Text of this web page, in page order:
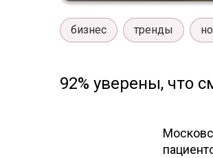
бизнес тренды
92% уверены, что